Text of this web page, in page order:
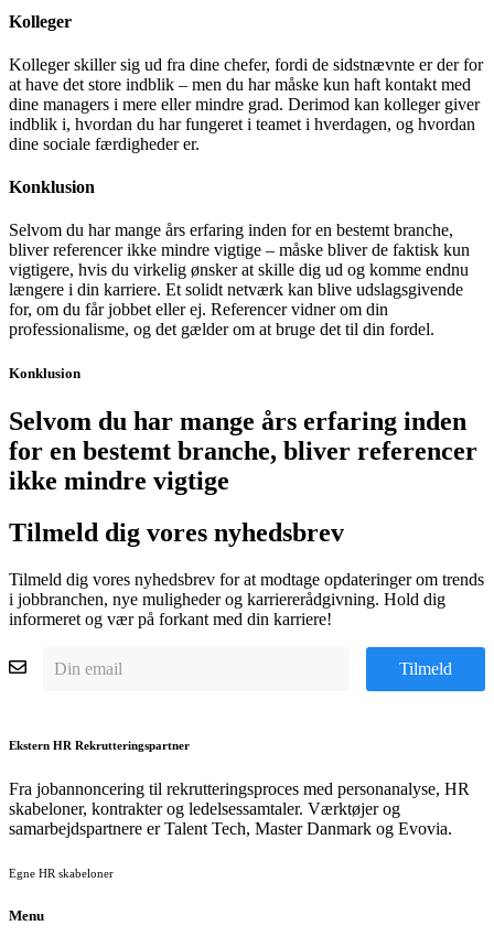
Kolleger
Kolleger skiller sig ud fra dine chefer, fordi de sidstnævnte er der for
at have det store indblik – men du har måske kun haft kontakt med
dine managers i mere eller mindre grad. Derimod kan kolleger giver
indblik i, hvordan du har fungeret i teamet i hverdagen, og hvordan
dine sociale færdigheder er.
Konklusion
Selvom du har mange års erfaring inden for en bestemt branche,
bliver referencer ikke mindre vigtige – måske bliver de faktisk kun
vigtigere, hvis du virkelig ønsker at skille dig ud og komme endnu
længere i din karriere. Et solidt netværk kan blive udslagsgivende
for, om du får jobbet eller ej. Referencer vidner om din
professionalisme, og det gælder om at bruge det til din fordel.
Konklusion
Selvom du har mange års erfaring inden
for en bestemt branche, bliver referencer
ikke mindre vigtige
Tilmeld dig vores nyhedsbrev
Tilmeld dig vores nyhedsbrev for at modtage opdateringer om trends
i jobbranchen, nye muligheder og karriererådgivning. Hold dig
informeret og vær på forkant med din karriere!
Tilmeld
Ekstern HR Rekrutteringspartner
Fra jobannoncering til rekrutteringsproces med personanalyse, HR
skabeloner, kontrakter og ledelsessamtaler. Værktøjer og
samarbejdspartnere er Talent Tech, Master Danmark og Evovia.
Egne HR skabeloner
Menu